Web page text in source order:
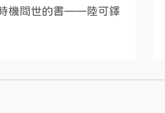
機問世的書——陸可鐸